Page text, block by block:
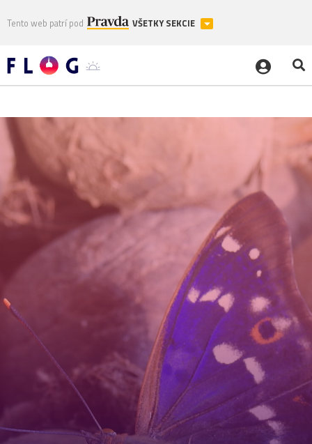
Tento web patrí pod VŠETKY SEKCIE